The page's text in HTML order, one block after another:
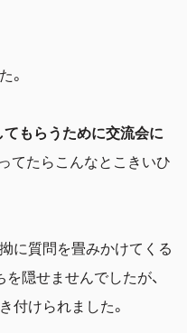
。
もらうために交流会に
てたらこんなとこきいひ
に質問を畳みかけてくる
隠せませんでしたが、
付けられました。